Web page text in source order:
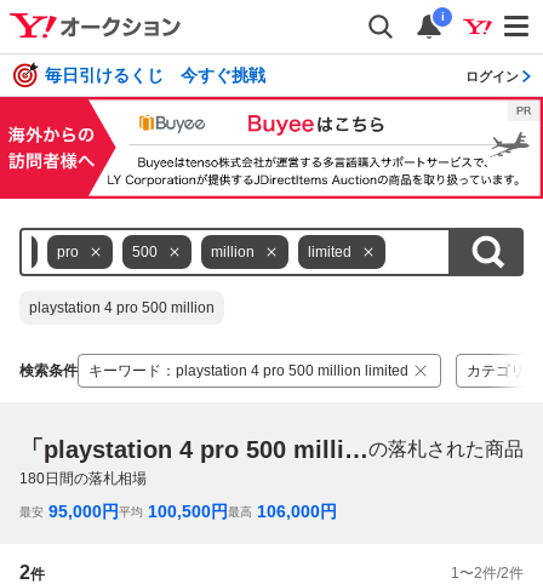
i
毎日引けるくじ 今すぐ挑戦 ログイン
pro 500 million limited
playstation 4 pro 500 million
検索条件 キーワード ： playstation 4 pro 500 million limited カテゴリ
「playstation 4 pro 500 million limited」の落札された商品
180日間の落札相場
最安 95,000円平均 100,500円最高 106,000円
2件 1 〜2件/2件